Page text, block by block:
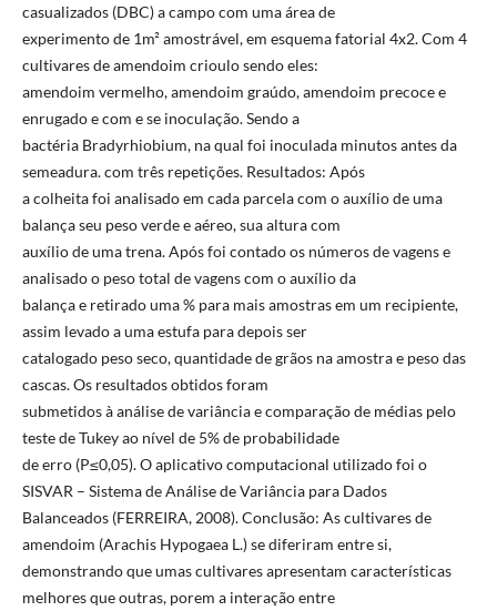
casualizados (DBC) a campo com uma área de
experimento de 1m² amostrável, em esquema fatorial 4x2. Com 4
cultivares de amendoim crioulo sendo eles:
amendoim vermelho, amendoim graúdo, amendoim precoce e
enrugado e com e se inoculação. Sendo a
bactéria Bradyrhiobium, na qual foi inoculada minutos antes da
semeadura. com três repetições. Resultados: Após
a colheita foi analisado em cada parcela com o auxílio de uma
balança seu peso verde e aéreo, sua altura com
auxílio de uma trena. Após foi contado os números de vagens e
analisado o peso total de vagens com o auxílio da
balança e retirado uma % para mais amostras em um recipiente,
assim levado a uma estufa para depois ser
catalogado peso seco, quantidade de grãos na amostra e peso das
cascas. Os resultados obtidos foram
submetidos à análise de variância e comparação de médias pelo
teste de Tukey ao nível de 5% de probabilidade
de erro (P≤0,05). O aplicativo computacional utilizado foi o
SISVAR – Sistema de Análise de Variância para Dados
Balanceados (FERREIRA, 2008). Conclusão: As cultivares de
amendoim (Arachis Hypogaea L.) se diferiram entre si,
demonstrando que umas cultivares apresentam características
melhores que outras, porem a interação entre